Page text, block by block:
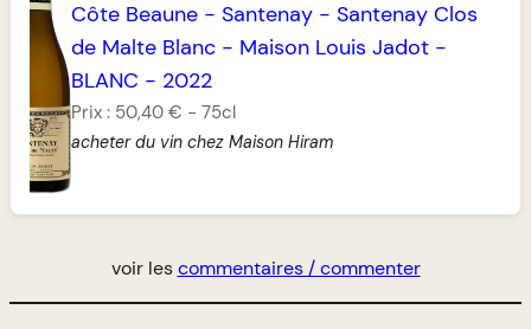
Côte Beaune -Santenay -Santenay Clos
de Malte Blanc - Maison Louis Jadot -
BLANC - 2022
Prix : 50,40 € -75cl
acheter du vin chez Maison Hiram
voir lescommentaires / commenter